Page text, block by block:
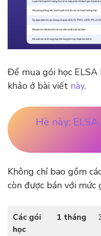
Để mua gói học
khảo ở bài viết này.
Hè này:
Không chỉ bao gồm
còn được bán với mức
Các gói
học
1 tháng